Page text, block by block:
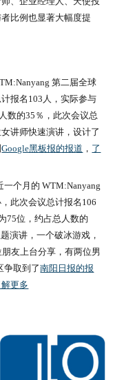
比例也显著大幅度提
第二届全球
报名103人，实际参与
数的35％，此次会议总
讲师快速演讲，设计了
Google黑板报的报道 ， 了
一个月的 WTM:Nanyang
此次会议总计报名106
75位，约占总人数的
演讲，一个破冰游戏，
友上台分享，有两位男
争取到了南阳日报的报
解更多